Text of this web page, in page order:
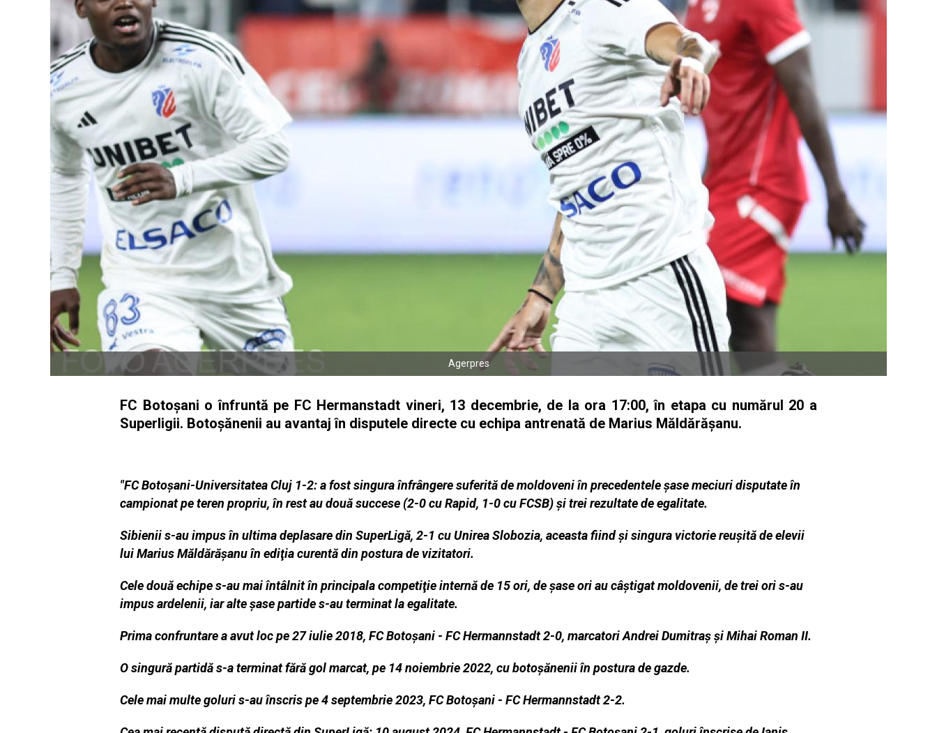
Agerpres
FC Botoşani o înfruntă pe FC Hermanstadt vineri, 13 decembrie, de la ora 17:00, în etapa cu numărul 20 a
Superligii. Botoşănenii au avantaj în disputele directe cu echipa antrenată de Marius Măldărăşanu.
"FC Botoşani-Universitatea Cluj 1-2: a fost singura înfrângere suferită de moldoveni în precedentele şase meciuri disputate în
campionat pe teren propriu, în rest au două succese (2-0 cu Rapid, 1-0 cu FCSB) şi trei rezultate de egalitate.
Sibienii s-au impus în ultima deplasare din SuperLigă, 2-1 cu Unirea Slobozia, aceasta fiind şi singura victorie reuşită de elevii
lui Marius Măldărăşanu în ediţia curentă din postura de vizitatori.
Cele două echipe s-au mai întâlnit în principala competiţie internă de 15 ori, de şase ori au câştigat moldovenii, de trei ori s-au
impus ardelenii, iar alte şase partide s-au terminat la egalitate.
Prima confruntare a avut loc pe 27 iulie 2018, FC Botoşani - FC Hermannstadt 2-0, marcatori Andrei Dumitraş şi Mihai Roman II.
O singură partidă s-a terminat fără gol marcat, pe 14 noiembrie 2022, cu botoşănenii în postura de gazde.
Cele mai multe goluri s-au înscris pe 4 septembrie 2023, FC Botoşani - FC Hermannstadt 2-2.